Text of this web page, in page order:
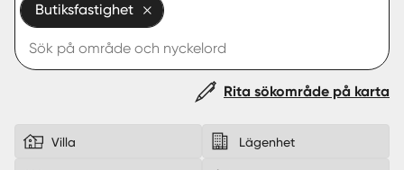
Logga in
Butiksfastighet
Rita sökområde på karta
Villa Lägenhet